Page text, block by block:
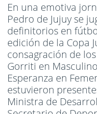
En una emotiva
Pedro de Jujuy se
definitorios en
edición de la Copa
consagración de
Gorriti en
Esperanza en
estuvieron
Ministra de